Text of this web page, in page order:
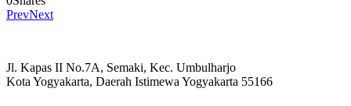
PrevNext
Jl. Kapas II No.7A, Semaki, Kec. Umbulharjo
Kota Yogyakarta, Daerah Istimewa Yogyakarta 55166